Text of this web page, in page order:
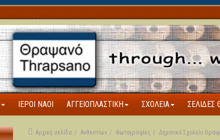
ΙΕΡΟΊ ΝΑΟΊ ΑΓΓΕΙΟΠΛΑΣΤΙΚΉ ΣΧΟΛΕΊΑ ΣΕΛΊΔΕΣ
Αρχική σελίδα Ανθεστίων Φωτογραφίες Δημοτικό Σχολείο